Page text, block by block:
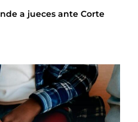
a jueces ante Corte